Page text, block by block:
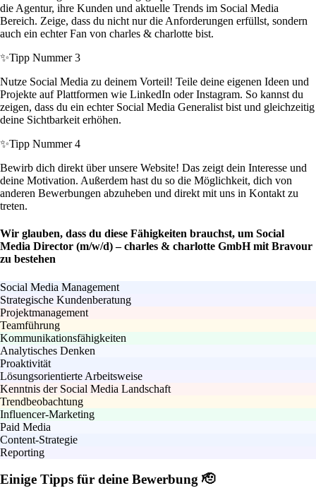
die Agentur, ihre Kunden und aktuelle Trends im Social Media
Bereich. Zeige, dass du nicht nur die Anforderungen erfüllst, sondern
auch ein echter Fan von charles & charlotte bist.
✨Tipp Nummer 3
Nutze Social Media zu deinem Vorteil! Teile deine eigenen Ideen und
Projekte auf Plattformen wie LinkedIn oder Instagram. So kannst du
zeigen, dass du ein echter Social Media Generalist bist und gleichzeitig
deine Sichtbarkeit erhöhen.
✨Tipp Nummer 4
Bewirb dich direkt über unsere Website! Das zeigt dein Interesse und
deine Motivation. Außerdem hast du so die Möglichkeit, dich von
anderen Bewerbungen abzuheben und direkt mit uns in Kontakt zu
treten.
Wir glauben, dass du diese Fähigkeiten brauchst, um Social
Media Director (m/w/d) – charles & charlotte GmbH mit Bravour
zu bestehen
Social Media Management
Strategische Kundenberatung
Projektmanagement
Teamführung
Kommunikationsfähigkeiten
Analytisches Denken
Proaktivität
Lösungsorientierte Arbeitsweise
Kenntnis der Social Media Landschaft
Trendbeobachtung
Influencer-Marketing
Paid Media
Content-Strategie
Reporting
Einige Tipps für deine Bewerbung 🫡